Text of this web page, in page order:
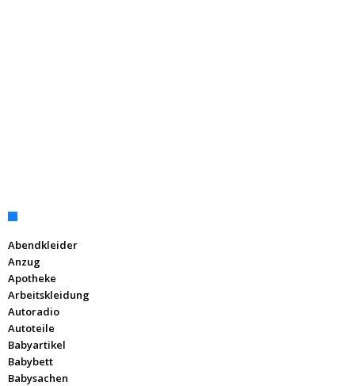
Abendkleider
Anzug
Apotheke
Arbeitskleidung
Autoradio
Autoteile
Babyartikel
Babybett
Babysachen